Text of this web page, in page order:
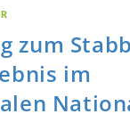
zum
im